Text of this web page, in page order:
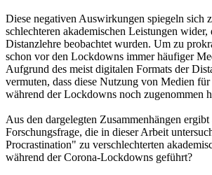
Diese negativen Auswirkungen spiegeln sich
schlechteren akademischen Leistungen
Distanzlehre beobachtet wurden. Um zu
schon vor den Lockdowns immer häufiger
Aufgrund des meist digitalen Formats der
vermuten, dass diese Nutzung von Medien
während der Lockdowns noch zugenommen
Aus den dargelegten Zusammenhängen
Forschungsfrage, die in dieser Arbeit
Procrastination" zu verschlechterten
während der Corona-Lockdowns geführt?